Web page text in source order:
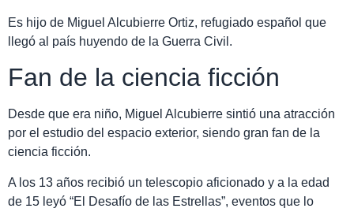
Es hijo de Miguel Alcubierre Ortiz, refugiado español que
llegó al país huyendo de la Guerra Civil.
Fan de la ciencia ficción
Desde que era niño, Miguel Alcubierre sintió una atracción
por el estudio del espacio exterior, siendo gran fan de la
ciencia ficción.
A los 13 años recibió un telescopio aficionado y a la edad
de 15 leyó “El Desafío de las Estrellas”, eventos que lo